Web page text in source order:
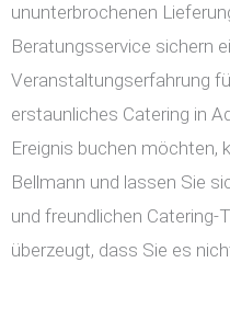
ununterbrochenen
Beratungsservice sichern
Veranstaltungserfahrung
erstaunliches Catering in
Ereignis buchen möchten,
Bellmann und lassen Sie
und freundlichen Catering-
überzeugt, dass Sie es